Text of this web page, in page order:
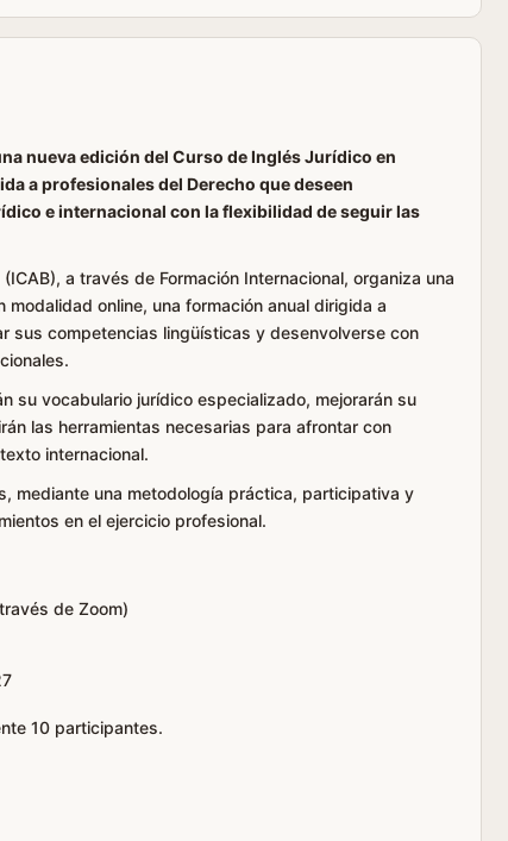
nueva edición del Curso de Inglés Jurídico en
a profesionales del Derecho que deseen
e internacional con la flexibilidad de seguir las
a través de Formación Internacional, organiza una
modalidad online, una formación anual dirigida a
sus competencias lingüísticas y desenvolverse con
su vocabulario jurídico especializado, mejorarán su
las herramientas necesarias para afrontar con
internacional.
mediante una metodología práctica, participativa y
en el ejercicio profesional.
de Zoom)
10 participantes.